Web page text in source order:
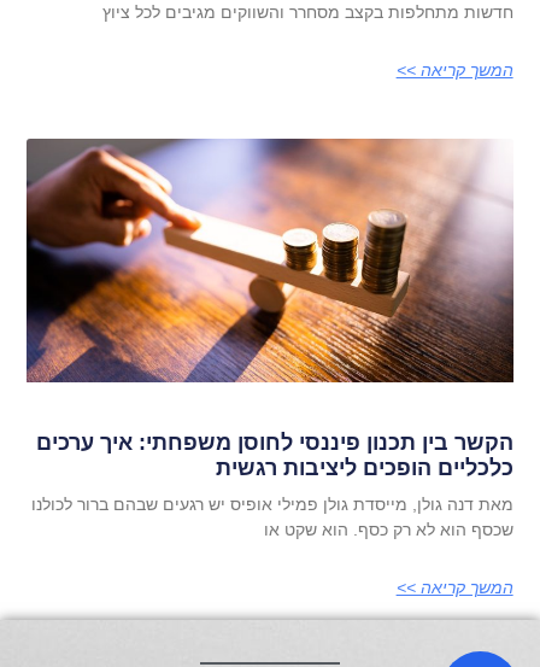
חדשות מתחלפות בקצב מסחרר והשווקים מגיבים לכל ציוץ
המשך קריאה >>
הקשר בין תכנון פיננסי לחוסן משפחתי: איך ערכים
כלכליים הופכים ליציבות רגשית
מאת דנה גולן, מייסדת גולן פמילי אופיס יש רגעים שבהם ברור לכולנו
שכסף הוא לא רק כסף. הוא שקט או
המשך קריאה >>